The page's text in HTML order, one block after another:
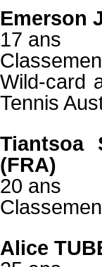
Emerson
17 ans
Wild-card
Tennis
Tiantsoa
(FRA)
20 ans
Alice